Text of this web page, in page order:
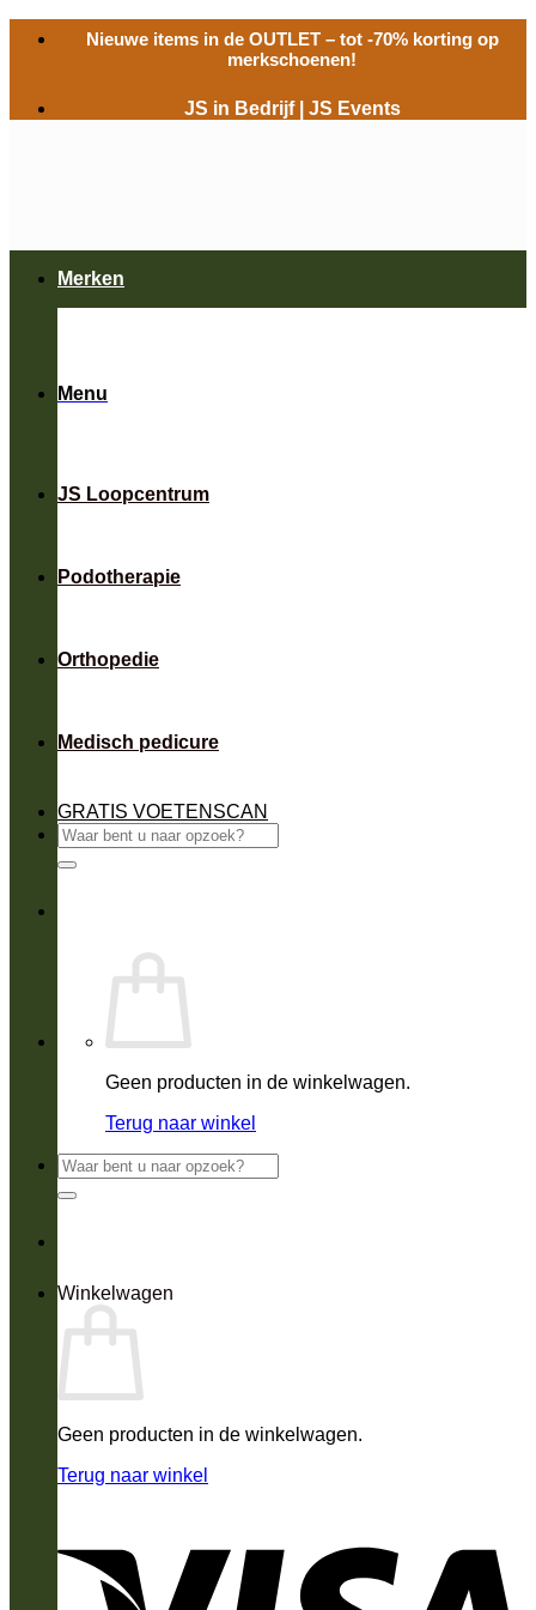
naar
Nieuwe items in de OUTLET– tot -70% korting op
merkschoenen!
JS in Bedrijf JS Events
Menu
JS Loopcentrum
Podotherapie
Orthopedie
Medisch pedicure
GRATIS VOETENSCAN
Zoeken
naar:
Geen producten in de winkelwagen.
Terug naar winkel
Zoeken
naar:
Winkelwagen
Geen producten in de winkelwagen.
Terug naar winkel
Merken